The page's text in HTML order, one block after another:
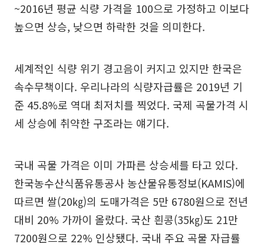
~2016년 평균 식량 가격을 100으로 가정하고 이보다
높으면 상승, 낮으면 하락한 것을 의미한다.
세계적인 식량 위기 경고음이 커지고 있지만 한국은
속수무책이다. 우리나라의 식량자급률은 2019년 기
준 45.8%로 역대 최저치를 찍었다. 국제 곡물가격 시
세 상승에 취약한 구조라는 얘기다.
국내 곡물 가격은 이미 가파른 상승세를 타고 있다.
한국농수산식품유통공사 농산물유통정보(KAMIS)에
따르면 쌀(20㎏)의 도매가격은 5만 6780원으로 전년
대비 20% 가까이 올랐다. 국산 흰콩(35㎏)도 21만
7200원으로 22% 인상됐다. 국내 주요 곡물 자급률